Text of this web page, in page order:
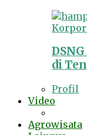
di
Profil
Video
Agrowisata